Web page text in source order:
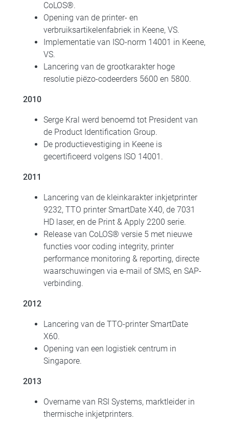
CoLOS®.
Opening van de printer- en
verbruiksartikelenfabriek in Keene, VS.
Implementatie van ISO-norm 14001 in Keene,
VS.
Lancering van de grootkarakter hoge
resolutie piëzo-codeerders 5600 en 5800.
2010
Serge Kral werd benoemd tot President van
de Product Identification Group.
De productievestiging in Keene is
gecertificeerd volgens ISO 14001.
2011
Lancering van de kleinkarakter inkjetprinter
9232, TTO printer SmartDate X40, de 7031
HD laser, en de Print & Apply 2200 serie.
Release van CoLOS® versie 5 met nieuwe
functies voor coding integrity, printer
performance monitoring & reporting, directe
waarschuwingen via e-mail of SMS, en SAP-
verbinding.
2012
Lancering van de TTO-printer SmartDate
X60.
Opening van een logistiek centrum in
Singapore.
2013
Overname van RSI Systems, marktleider in
thermische inkjetprinters.